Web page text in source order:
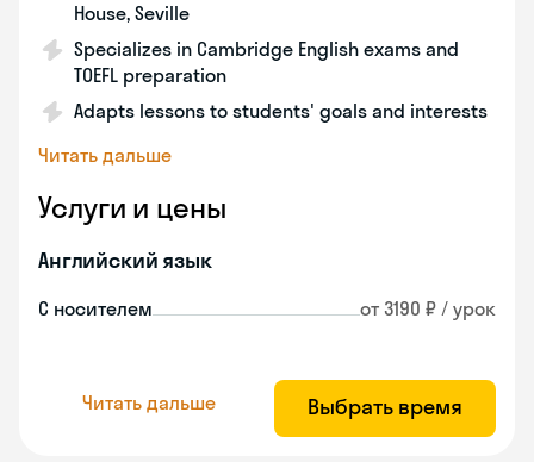
House, Seville
Specializes in Cambridge English exams and
TOEFL preparation
Adapts lessons to students' goals and interests
Читать дальше
Услуги и цены
Английский язык
С носителем от 3190 ₽ / урок
Читать дальше Выбрать время